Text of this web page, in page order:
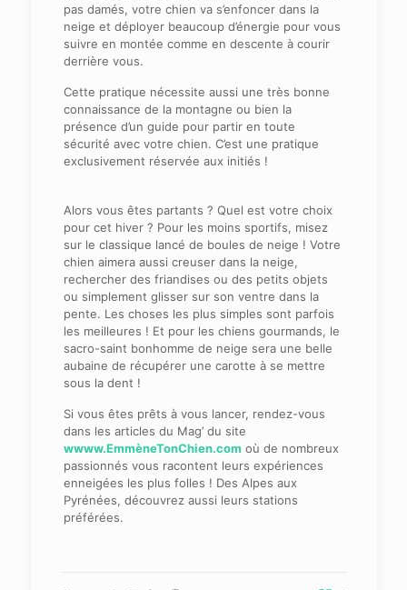
pas damés, votre chien va s’enfoncer dans la
neige et déployer beaucoup d’énergie pour vous
suivre en montée comme en descente à courir
derrière vous.
Cette pratique nécessite aussi une très bonne
connaissance de la montagne ou bien la
présence d’un guide pour partir en toute
sécurité avec votre chien. C’est une pratique
exclusivement réservée aux initiés !
Alors vous êtes partants ? Quel est votre choix
pour cet hiver ? Pour les moins sportifs, misez
sur le classique lancé de boules de neige ! Votre
chien aimera aussi creuser dans la neige,
rechercher des friandises ou des petits objets
ou simplement glisser sur son ventre dans la
pente. Les choses les plus simples sont parfois
les meilleures ! Et pour les chiens gourmands, le
sacro-saint bonhomme de neige sera une belle
aubaine de récupérer une carotte à se mettre
sous la dent !
Si vous êtes prêts à vous lancer, rendez-vous
dans les articles du Mag’ du site
wwww.EmmèneTonChien.com où de nombreux
passionnés vous racontent leurs expériences
enneigées les plus folles ! Des Alpes aux
Pyrénées, découvrez aussi leurs stations
préférées.